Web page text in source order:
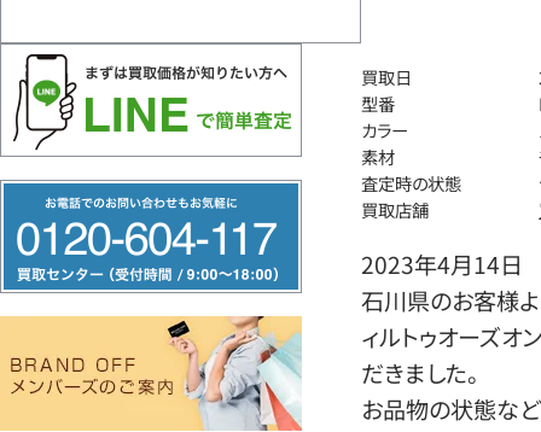
リ
ー
ヤ
買取日
型番
カラー
素材
査定時の状態
買取店舗
2023年4月14日
石川県のお客様よ
ィルトゥオーズ
だきました。
お品物の状態など